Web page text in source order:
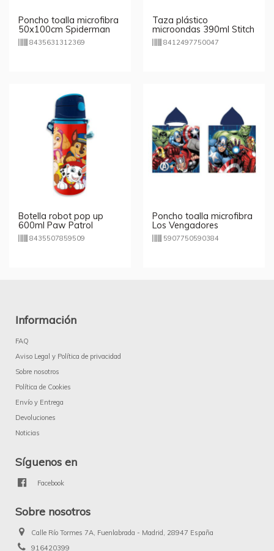
Poncho toalla microfibra
50x100cm Spiderman
Marvel
8435631312369
Taza plástico
microondas 390ml Stitch
8412497750047
Botella robot pop up
600ml Paw Patrol
8435507859509
Poncho toalla microfibra
Los Vengadores
50x100cm
5907750590384
Información
FAQ
Aviso Legal y Política de privacidad
Sobre nosotros
Política de Cookies
Envío y Entrega
Devoluciones
Noticias
Síguenos en
Facebook
Sobre nosotros
Calle Río Tormes 7A, Fuenlabrada - Madrid, 28947 España
916420399